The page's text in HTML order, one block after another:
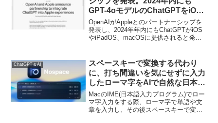
そうです。
GPT-4oモデルのChatGPTをiOS
やiPadOS、macOSに無料で提
供。
OpenAIがAppleとのパートナーシップを
発表し、2024年年内にもChatGPTがiOS
やiPadOS、macOSに提供されると発表
ChatGPT＆AI
スペースキーで変換する代わり
に、打ち間違いを気にせずに入力
したローマ字をAIで自然な日本語
に変換してくれるMac用の日本語
入力アプリ「Nospace」がリリ
ース。
MacのIME(日本語入力プログラム)でロー
マ字入力をする際、ローマ字で単語や文
章を入力し、その後スペースキーで変換